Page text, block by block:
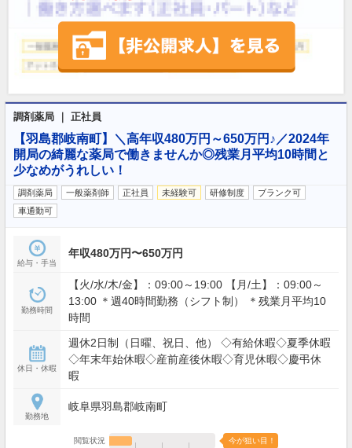
調剤薬局 ｜ 正社員
【羽島郡岐南町】＼高年収480万円～650万円♪／2024年
開局の綺麗な薬局で働きませんか◎残業月平均10時間と
少なめがうれしい！
調剤薬局 一般薬剤師 正社員 未経験可 研修制度
ブランク可
車通勤可
給与・手当
年収480万円〜650万円
勤務時間
【火/水/木/金】：09:00～19:00 【月/土】：09:00～
13:00 ＊週40時間勤務（シフト制） ＊残業月平均10
時間
休日・休暇
週休2日制（日曜、祝日、他） ◇有給休暇◇夏季休暇
◇年末年始休暇◇産前産後休暇◇育児休暇◇慶弔休
暇
勤務地
岐阜県羽島郡岐南町
閲覧状況 今が狙い目！